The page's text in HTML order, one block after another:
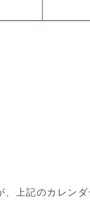
上記のカレンダ